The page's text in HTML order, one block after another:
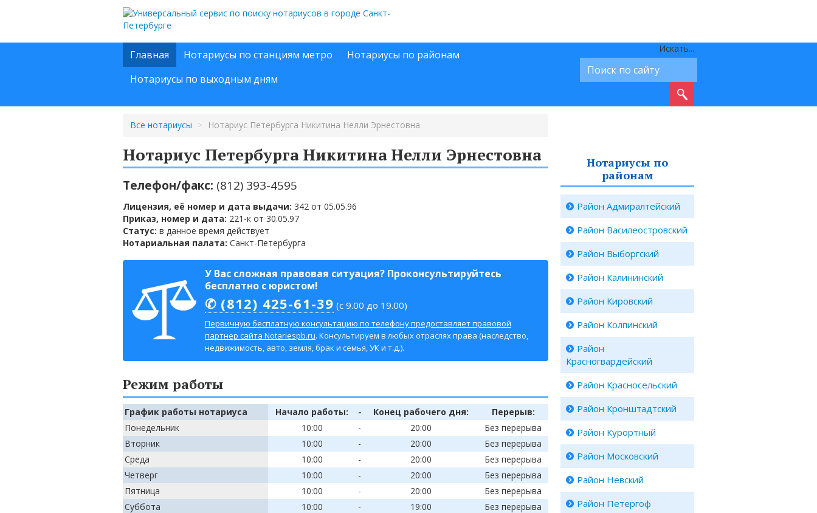
Главная Нотариусы по станциям метро
Нотариусы по районам
Нотариусы по выходным дням
Искать...
Все нотариусы > Нотариус Петербурга Никитина Нелли Эрнестовна
Нотариус Петербурга Никитина Нелли Эрнестовна
Телефон/факс: (812) 393-4595
Лицензия, её номер и дата выдачи: 342 от 05.05.96
Приказ, номер и дата: 221-к от 30.05.97
Статус: в данное время действует
Нотариальная палата: Санкт-Петербурга
У Вас сложная правовая ситуация? Проконсультируйтесь
бесплатно с юристом!
✆ (812) 425-61-39 (с 9.00 до 19.00)
Первичную бесплатную консультацию по телефону предоставляет правовой
партнер сайта Notariespb.ru. Консультируем в любых отраслях права (наследство,
недвижимость, авто, земля, брак и семья, УК и т.д.).
Режим работы
График работы нотариуса Начало работы: - Конец рабочего дня:
Перерыв:
Понедельник
10:00 - 20:00
Без перерыва
Вторник
10:00 - 20:00
Без перерыва
Среда
10:00 - 20:00
Без перерыва
Четверг
10:00 - 20:00
Без перерыва
Пятница
10:00 - 20:00
Без перерыва
Суббота
10:00 - 19:00
Без перерыва
Нотариусы по
районам
Район Адмиралтейский
Район Василеостровский
Район Выборгский
Район Калининский
Район Кировский
Район Колпинский
Район
Красногвардейский
Район Красносельский
Район Кронштадтcкий
Район Курортный
Район Московский
Район Невский
Район Петергоф